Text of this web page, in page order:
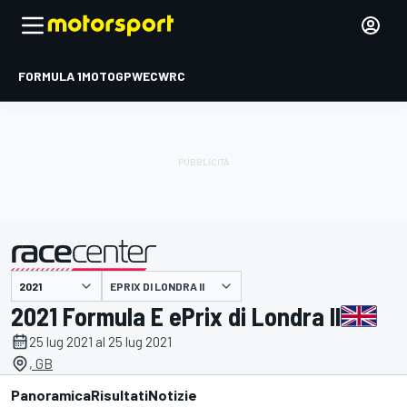
FORMULA 1MOTOGPWECWRC
presentato da EPRIX DI LONDRA II
2021 Formula E ePrix di Londra II
25 lug 2021 al 25 lug 2021
, GB
PanoramicaRisultatiNotizie